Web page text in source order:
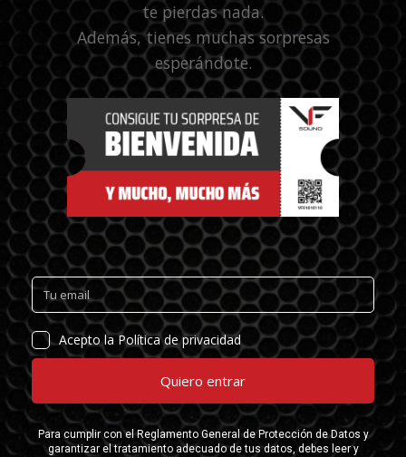
te pierdas nada.
Además, tienes muchas sorpresas
esperándote.